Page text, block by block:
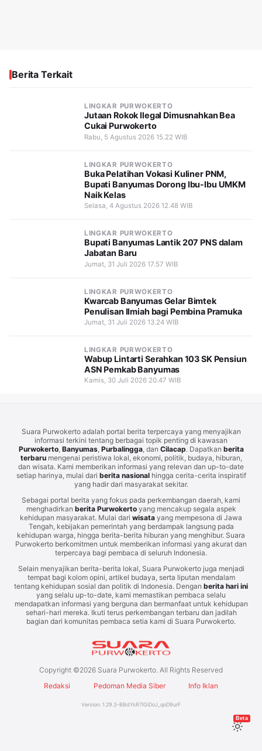
Berita Terkait
LINGKAR PURWOKERTO
Jutaan Rokok Ilegal Dimusnahkan Bea
Cukai Purwokerto
Rabu, 5 Agustus 2026 15.22 WIB
LINGKAR PURWOKERTO
Buka Pelatihan Vokasi Kuliner PNM,
Bupati Banyumas Dorong Ibu-Ibu UMKM
Naik Kelas
Selasa, 4 Agustus 2026 12.48 WIB
LINGKAR PURWOKERTO
Bupati Banyumas Lantik 207 PNS dalam
Jabatan Baru
Jumat, 31 Juli 2026 17.57 WIB
LINGKAR PURWOKERTO
Kwarcab Banyumas Gelar Bimtek
Penulisan Ilmiah bagi Pembina Pramuka
Jumat, 31 Juli 2026 13.24 WIB
LINGKAR PURWOKERTO
Wabup Lintarti Serahkan 103 SK Pensiun
ASN Pemkab Banyumas
Kamis, 30 Juli 2026 20.47 WIB
Suara Purwokerto adalah portal berita terpercaya yang menyajikan
informasi terkini tentang berbagai topik penting di kawasan
Purwokerto, Banyumas, Purbalingga, dan Cilacap. Dapatkan berita
terbarumengenai peristiwa lokal, ekonomi, politik, budaya, hiburan,
dan wisata. Kami memberikan informasi yang relevan dan up-to-date
setiap harinya, mulai dari berita nasionalhingga cerita-cerita inspiratif
yang hadir dari masyarakat sekitar.
Sebagai portal berita yang fokus pada perkembangan daerah, kami
menghadirkan berita Purwokertoyang mencakup segala aspek
kehidupan masyarakat. Mulai dari wisata yang mempesona di Jawa
Tengah, kebijakan pemerintah yang berdampak langsung pada
kehidupan warga, hingga berita-berita hiburan yang menghibur. Suara
Purwokerto berkomitmen untuk memberikan informasi yang akurat dan
terpercaya bagi pembaca di seluruh Indonesia.
Selain menyajikan berita-berita lokal, Suara Purwokerto juga menjadi
tempat bagi kolom opini, artikel budaya, serta liputan mendalam
tentang kehidupan sosial dan politik di Indonesia. Dengan berita hari ini
yang selalu up-to-date, kami memastikan pembaca selalu
mendapatkan informasi yang berguna dan bermanfaat untuk kehidupan
sehari-hari mereka. Ikuti terus perkembangan terbaru dan jadilah
bagian dari komunitas pembaca setia kami di Suara Purwokerto.
Copyright ©2026 Suara Purwokerto. All Rights Reserved
Redaksi
Pedoman Media Siber Info Iklan
Version: 1.29.3-BBdYsR7lGiDoJ_qoD9urF
Beta